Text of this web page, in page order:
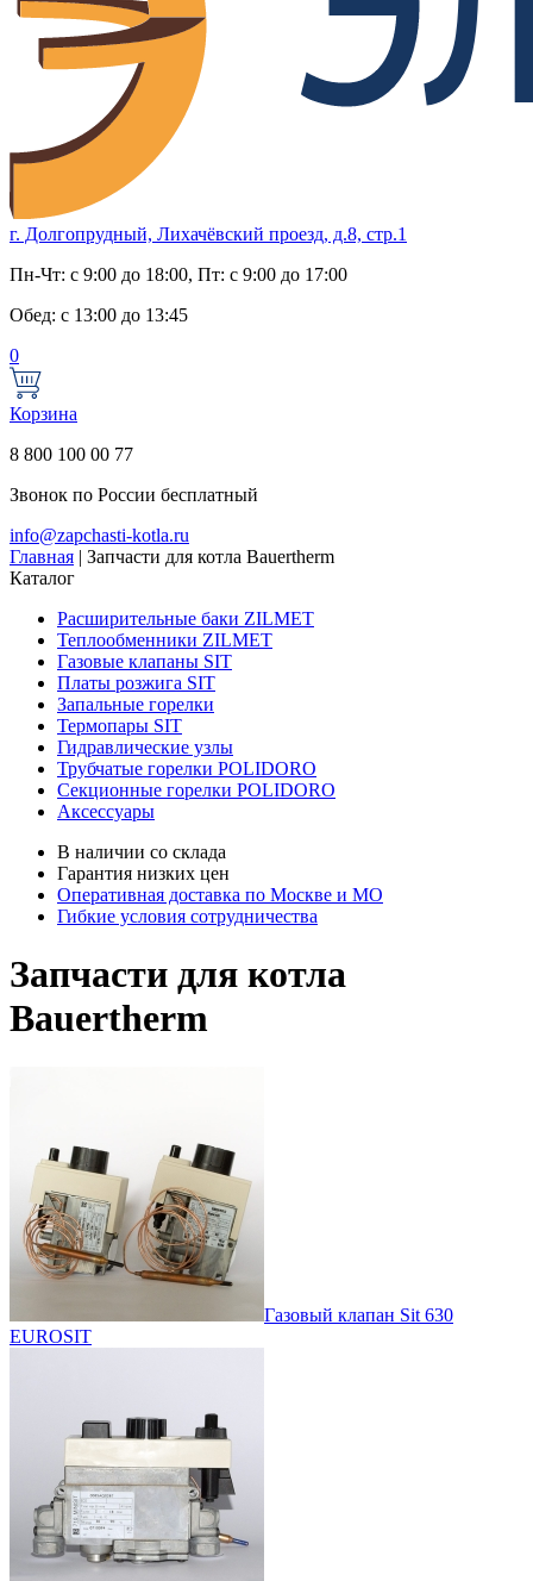
г. Долгопрудный, Лихачёвский проезд, д.8, стр.1
Пн-Чт: с 9:00 до 18:00, Пт: с 9:00 до 17:00
Обед: с 13:00 до 13:45
0
Корзина
8 800 100 00 77
Звонок по России бесплатный
info@zapchasti-kotla.ru
Главная | Запчасти для котла Bauertherm
Каталог
Расширительные баки ZILMET
Теплообменники ZILMET
Газовые клапаны SIT
Платы розжига SIT
Запальные горелки
Термопары SIT
Гидравлические узлы
Трубчатые горелки POLIDORO
Секционные горелки POLIDORO
Аксессуары
В наличии со склада
Гарантия низких цен
Оперативная доставка по Москве и МО
Гибкие условия сотрудничества
Запчасти для котла
Bauertherm
Газовый клапан Sit 630
EUROSIT